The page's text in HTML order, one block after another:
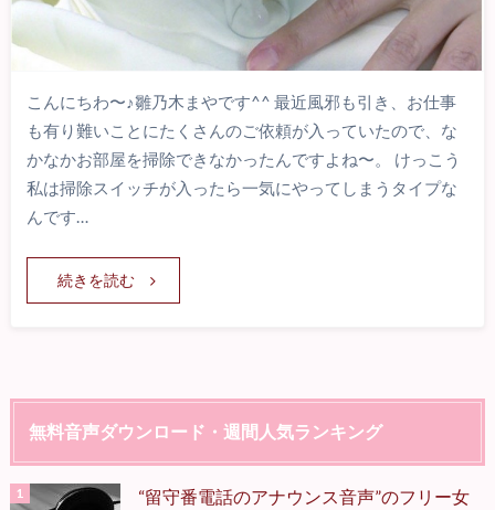
こんにちわ〜♪雛乃木まやです^^ 最近風邪も引き、お仕事
も有り難いことにたくさんのご依頼が入っていたので、な
かなかお部屋を掃除できなかったんですよね〜。 けっこう
私は掃除スイッチが入ったら一気にやってしまうタイプな
んです…
続きを読む
無料音声ダウンロード・週間人気ランキング
“留守番電話のアナウンス音声”のフリー女